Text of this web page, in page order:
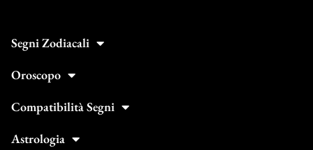
Segni Zodiacali
Oroscopo
Compatibilità Segni
Astrologia